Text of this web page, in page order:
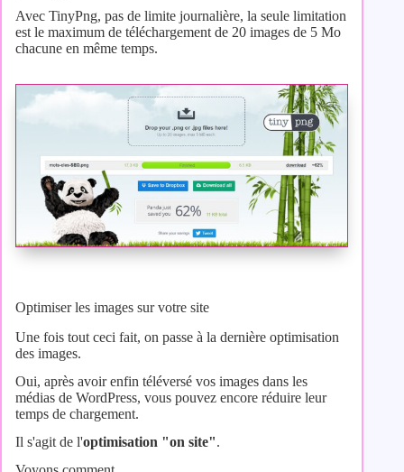
Avec TinyPng, pas de limite journalière, la seule limitation
est le maximum de téléchargement de 20 images de 5 Mo
chacune en même temps.
Optimiser les images sur votre site
Une fois tout ceci fait, on passe à la dernière optimisation
des images.
Oui, après avoir enfin téléversé vos images dans les
médias de WordPress, vous pouvez encore réduire leur
temps de chargement.
Il s'agit de l'optimisation "on site".